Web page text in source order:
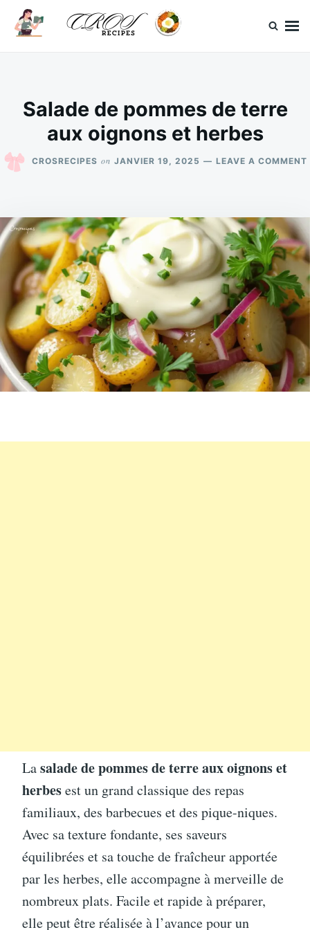
SkipSearch
for:
Salade de pommes de terre
aux oignons et herbes
CROSRECIPES on JANVIER 19, 2025 LEAVE A COMMENT
Lasalade de pommes de terre aux oignons et
herbesest un grand classique des repas
familiaux, des barbecues et des pique-niques.
Avec sa texture fondante, ses saveurs
équilibrées et sa touche de fraîcheur apportée
par les herbes, elle accompagne à merveille de
nombreux plats. Facile et rapide à préparer,
elle peut être réalisée à l’avance pour un